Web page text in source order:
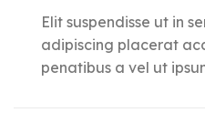
Elit suspendisse ut in
adipiscing placerat
penatibus a vel ut